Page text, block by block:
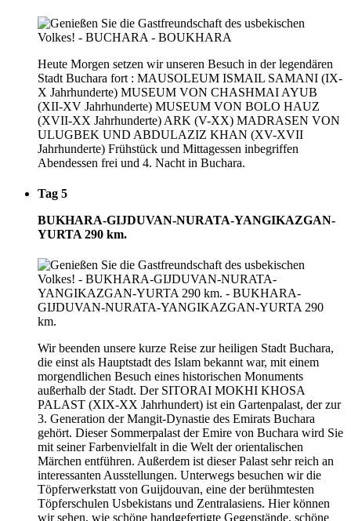
Heute Morgen setzen wir unseren Besuch in der legendären
Stadt Buchara fort : MAUSOLEUM ISMAIL SAMANI (IX-
X Jahrhunderte) MUSEUM VON CHASHMAI AYUB
(XII-XV Jahrhunderte) MUSEUM VON BOLO HAUZ
(XVII-XX Jahrhunderte) ARK (V-XX) MADRASEN VON
ULUGBEK UND ABDULAZIZ KHAN (XV-XVII
Jahrhunderte) Frühstück und Mittagessen inbegriffen
Abendessen frei und 4. Nacht in Buchara.
Tag 5
BUKHARA-GIJDUVAN-NURATA-YANGIKAZGAN-
YURTA 290 km.
Wir beenden unsere kurze Reise zur heiligen Stadt Buchara,
die einst als Hauptstadt des Islam bekannt war, mit einem
morgendlichen Besuch eines historischen Monuments
außerhalb der Stadt. Der SITORAI MOKHI KHOSA
PALAST (XIX-XX Jahrhundert) ist ein Gartenpalast, der zur
3. Generation der Mangit-Dynastie des Emirats Buchara
gehört. Dieser Sommerpalast der Emire von Buchara wird Sie
mit seiner Farbenvielfalt in die Welt der orientalischen
Märchen entführen. Außerdem ist dieser Palast sehr reich an
interessanten Ausstellungen. Unterwegs besuchen wir die
Töpferwerkstatt von Guijdouvan, eine der berühmtesten
Töpferschulen Usbekistans und Zentralasiens. Hier können
wir sehen, wie schöne handgefertigte Gegenstände, schöne